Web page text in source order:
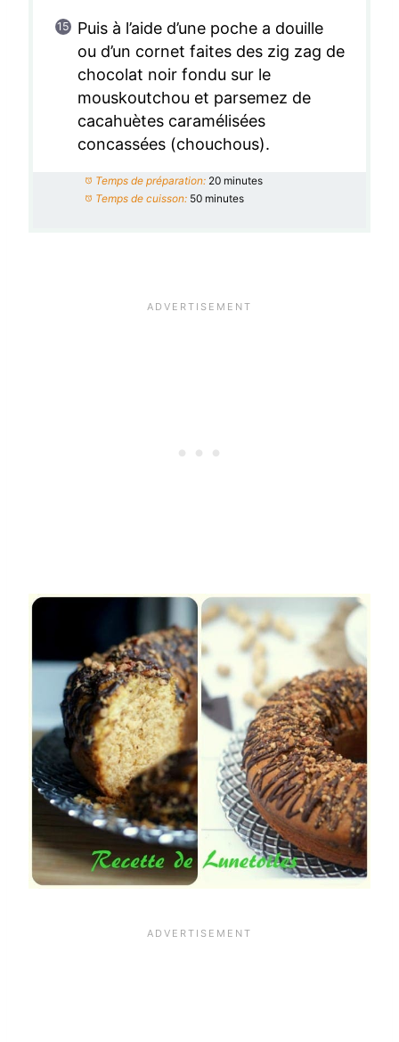
Puis à l’aide d’une poche a douille
ou d’un cornet faites des zig zag de
chocolat noir fondu sur le
mouskoutchou et parsemez de
cacahuètes caramélisées
concassées (chouchous).
Temps de préparation: 20 minutes
Temps de cuisson: 50 minutes